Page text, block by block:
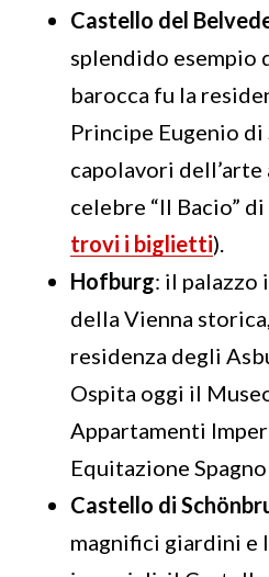
Castello del
splendido esempio
barocca fu la
Principe Eugenio di
capolavori
celebre “Il Bacio”
trovi i biglietti).
Hofburg: il palazzo
della Vienna
residenza degli
Ospita oggi il
Appartamenti
Equitazione
Castello di
magnifici giardini e